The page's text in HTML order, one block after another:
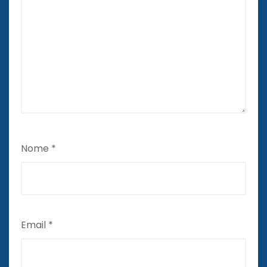
Nome *
Email *